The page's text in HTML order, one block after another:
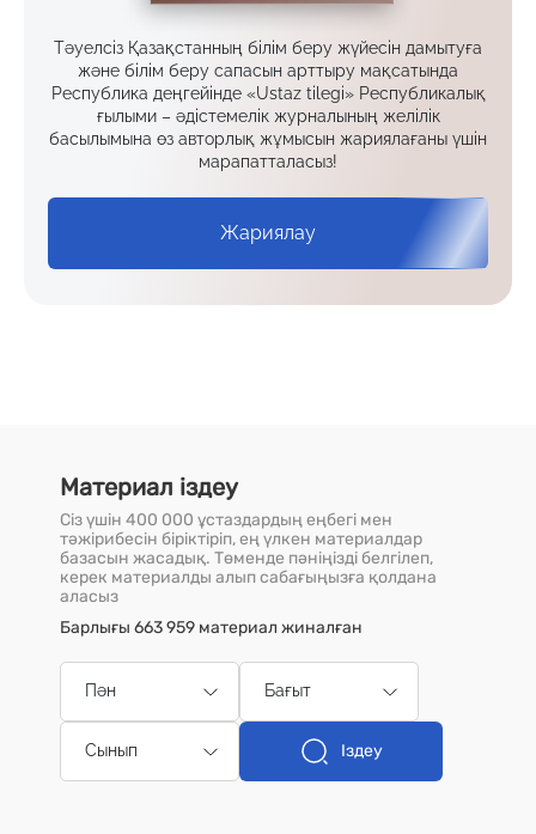
Тәуелсіз Қазақстанның білім беру жүйесін дамытуға
және білім беру сапасын арттыру мақсатында
Республика деңгейінде «Ustaz tilegi» Республикалық
ғылыми – әдістемелік журналының желілік
басылымына өз авторлық жұмысын жариялағаны үшін
марапатталасыз!
Жариялау
Материал іздеу
Сіз үшін 400 000 ұстаздардың еңбегі мен
тәжірибесін біріктіріп, ең үлкен материалдар
базасын жасадық. Төменде пәніңізді белгілеп,
керек материалды алып сабағыңызға қолдана
аласыз
Барлығы 663 959 материал жиналған
Пән Бағыт
Сынып Іздеу